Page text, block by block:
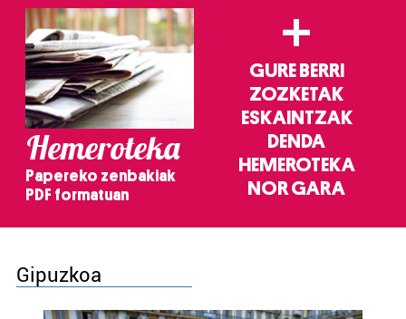
Hemeroteka
Papereko zenbakiak
PDF formatuan
+
GURE BERRI
ZOZKETAK
ESKAINTZAK
DENDA
HEMEROTEKA
NOR GARA
Gipuzkoa